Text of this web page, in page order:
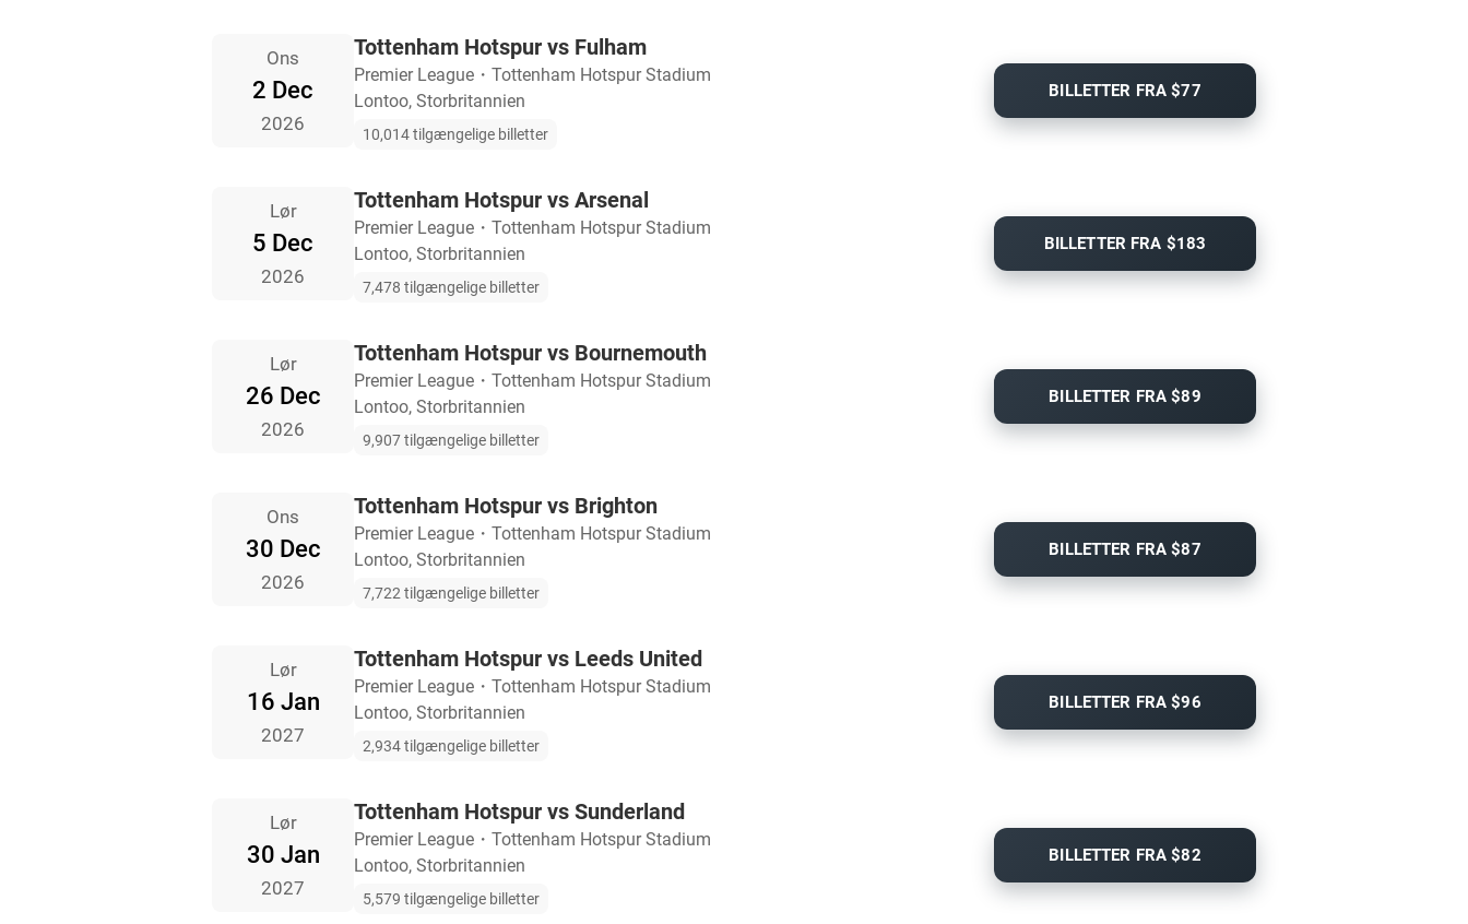
Ons
2 Dec
2026
Tottenham Hotspur vs Fulham
Premier League ・ Tottenham Hotspur Stadium
Lontoo, Storbritannien
10,014 tilgængelige billetter
BILLETTER FRA $77
Lør
5 Dec
2026
Tottenham Hotspur vs Arsenal
Premier League ・ Tottenham Hotspur Stadium
Lontoo, Storbritannien
7,478 tilgængelige billetter
BILLETTER FRA $183
Lør
26 Dec
2026
Tottenham Hotspur vs Bournemouth
Premier League ・ Tottenham Hotspur Stadium
Lontoo, Storbritannien
9,907 tilgængelige billetter
BILLETTER FRA $89
Ons
30 Dec
2026
Tottenham Hotspur vs Brighton
Premier League ・ Tottenham Hotspur Stadium
Lontoo, Storbritannien
7,722 tilgængelige billetter
BILLETTER FRA $87
Lør
16 Jan
2027
Tottenham Hotspur vs Leeds United
Premier League ・ Tottenham Hotspur Stadium
Lontoo, Storbritannien
2,934 tilgængelige billetter
BILLETTER FRA $96
Lør
30 Jan
2027
Tottenham Hotspur vs Sunderland
Premier League ・ Tottenham Hotspur Stadium
Lontoo, Storbritannien
5,579 tilgængelige billetter
BILLETTER FRA $82